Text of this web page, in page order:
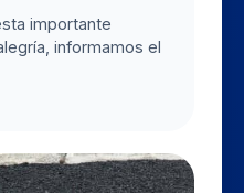
importante
informamos el